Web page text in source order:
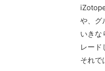
や、グ
いきな
レード
それで